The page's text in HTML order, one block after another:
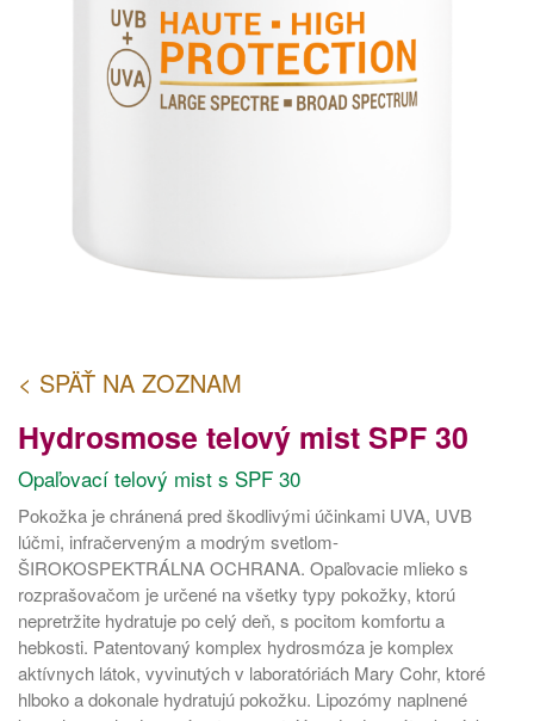
< SPÄŤ NA ZOZNAM
Hydrosmose telový mist SPF 30
Opaľovací telový mist s SPF 30
Pokožka je chránená pred škodlivými účinkami UVA, UVB
lúčmi, infračerveným a modrým svetlom-
ŠIROKOSPEKTRÁLNA OCHRANA. Opaľovacie mlieko s
rozprašovačom je určené na všetky typy pokožky, ktorú
nepretržite hydratuje po celý deň, s pocitom komfortu a
hebkosti. Patentovaný komplex hydrosmóza je komplex
aktívnych látok, vyvinutých v laboratóriách Mary Cohr, ktoré
hlboko a dokonale hydratujú pokožku. Lipozómy naplnené